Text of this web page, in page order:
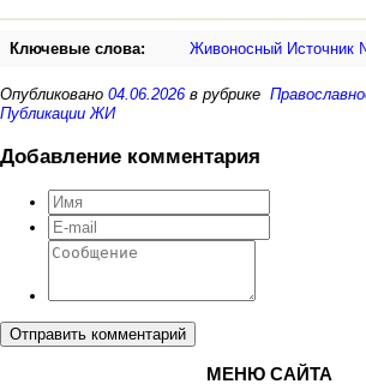
Ключевые слова: Живоносный Источник
Опубликовано 04.06.2026 в рубрике
Публикации ЖИ
Добавление комментария
Отправить комментарий
МЕНЮ САЙТА